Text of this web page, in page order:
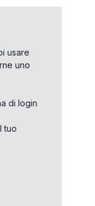
usare
uno
di login
tuo